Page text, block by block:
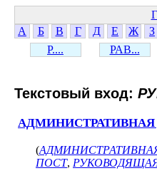
А
Б В Г Д Е Ж З
Р....
РАВ...
Текстовый вход:
(
ПОСТ,